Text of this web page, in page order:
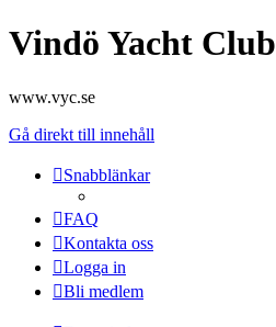
Vindö Yacht Club
www.vyc.se
Gå direkt till innehåll
Snabblänkar
FAQ
Kontakta oss
Logga in
Bli medlem